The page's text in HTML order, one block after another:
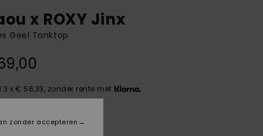
x ROXY Jinx
Geel Tanktop
3 x € 56,33, zonder rente met
zonder accepteren